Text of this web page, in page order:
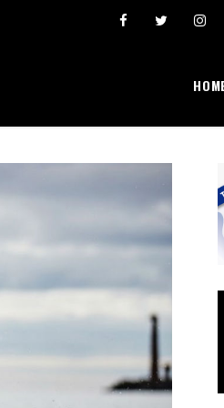
Ivona Dadić osvojila 6000 bodova u